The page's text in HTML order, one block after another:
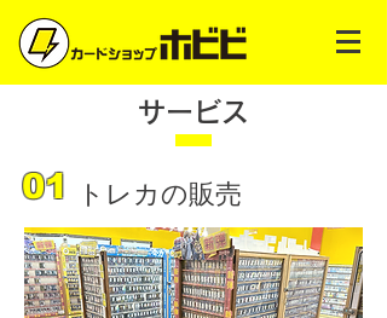
サービス
トレカの販売
01